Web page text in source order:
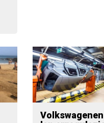
Volkswagenen